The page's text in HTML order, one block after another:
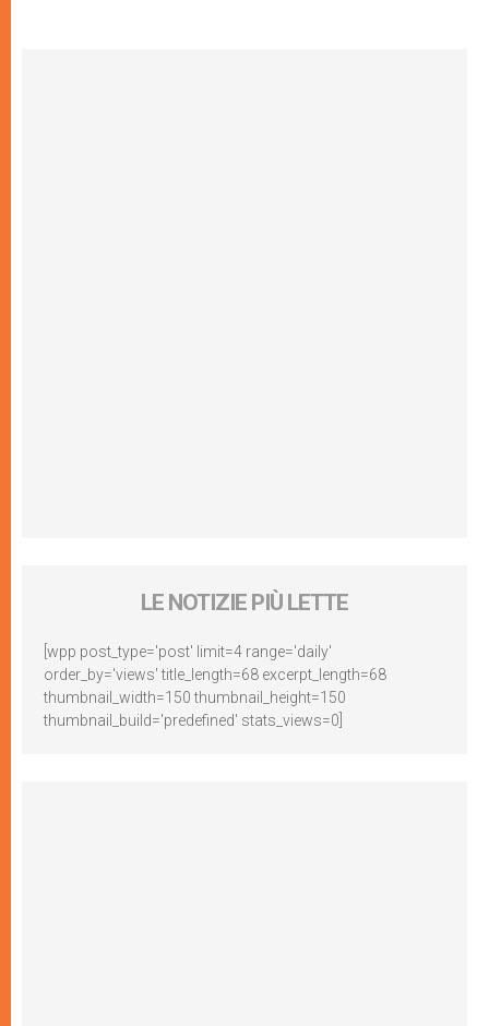
LE NOTIZIE PIÙ LETTE
[wpp post_type='post' limit=4 range='daily'
order_by='views' title_length=68 excerpt_length=68
thumbnail_width=150 thumbnail_height=150
thumbnail_build='predefined' stats_views=0]